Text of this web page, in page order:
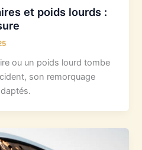
et poids lourds :
ou un poids lourd tombe
son remorquage